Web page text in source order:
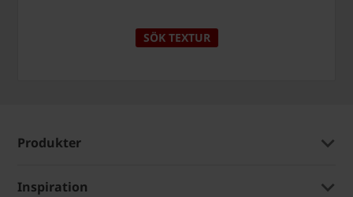
SÖK TEXTUR
Produkter
Inspiration